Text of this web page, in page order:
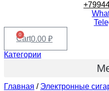
0.00 ₽
0
Cart
Категории
Главная / Электронные